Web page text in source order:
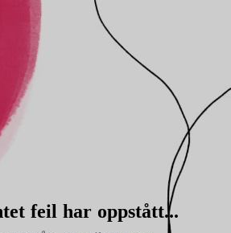
feil har oppstått...